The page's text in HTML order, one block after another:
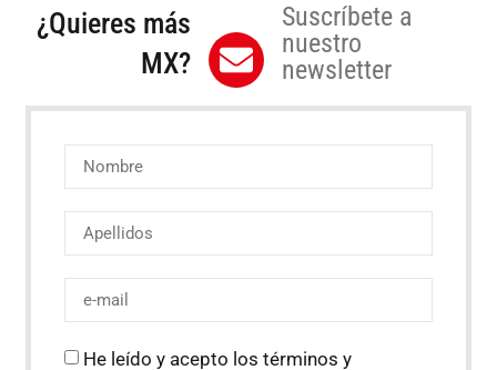
¿Quieres más
MX?
Suscríbete a
nuestro
newsletter
He leído y acepto los términos y